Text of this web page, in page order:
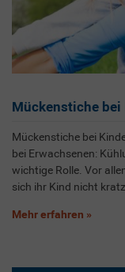
Mückenstiche
Mückenstiche bei
bei Erwachsenen:
wichtige Rolle. Vor
sich ihr Kind nicht
Mehr erfahren